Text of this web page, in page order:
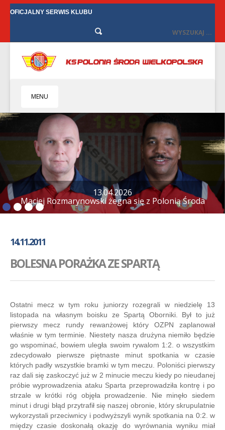
OFICJALNY SERWIS KLUBU
MENU
HOME
KLUB
BIZNES
SENIORZY
SENIORKI
BILETY
KONTAKT
SKLEP
14.11.2011
BOLESNA PORAŻKA ZE SPARTĄ
Ostatni mecz w tym roku juniorzy rozegrali w niedzielę 13
listopada na własnym boisku ze Spartą Oborniki. Był to już
pierwszy mecz rundy rewanżowej który OZPN zaplanował
właśnie w tym terminie. Niestety nasza drużyna niemiło będzie
go wspominać, bowiem uległa swoim rywalom 1:2. o wszystkim
zdecydowało pierwsze piętnaste minut spotkania w czasie
których padły wszystkie bramki w tym meczu. Poloniści pierwszy
raz dali się zaskoczyć już w 2 minucie meczu kiedy po nieudanej
próbie wyprowadzenia ataku Sparta przeprowadziła kontrę i po
strzale w krótki róg objęła prowadzenie. Nie minęło siedem
minut i drugi błąd przytrafił się naszej obronie, który skrupulatnie
wykorzystali przeciwnicy i podwyższyli wynik spotkania na 0:2. w
między czasie doskonałą okazję do wyrównania wyniku miał